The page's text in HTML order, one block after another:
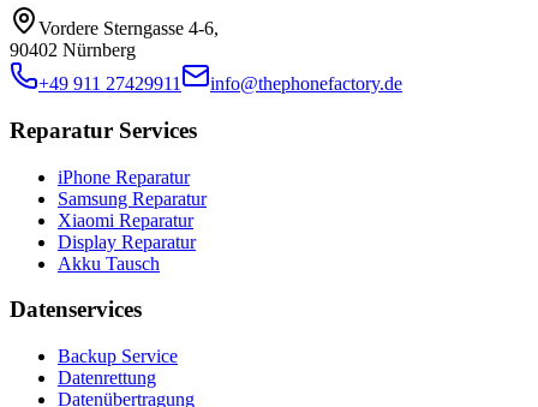
Vordere Sterngasse 4-6,
90402 Nürnberg
+49 911 27429911
info@thephonefactory.de
Reparatur Services
iPhone Reparatur
Samsung Reparatur
Xiaomi Reparatur
Display Reparatur
Akku Tausch
Datenservices
Backup Service
Datenrettung
Datenübertragung